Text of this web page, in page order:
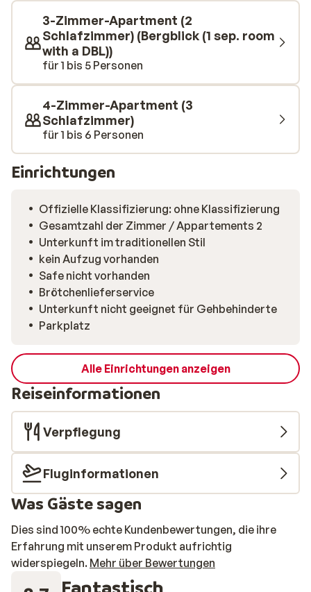
bringt Sie morgens in wenigen Minuten zur Dorfbahn im
Zentrum.
3-Zimmer-Apartment (2
Schlafzimmer) (Bergblick (1 sep. room
with a DBL))
für 1 bis 5 Personen
4-Zimmer-Apartment (3
Schlafzimmer)
für 1 bis 6 Personen
Einrichtungen
Offizielle Klassifizierung: ohne Klassifizierung
Gesamtzahl der Zimmer / Appartements 2
Unterkunft im traditionellen Stil
kein Aufzug vorhanden
Safe nicht vorhanden
Brötchenlieferservice
Unterkunft nicht geeignet für Gehbehinderte
Parkplatz
Alle Einrichtungen anzeigen
Reiseinformationen
Verpflegung
Fluginformationen
Was Gäste sagen
Dies sind 100% echte Kundenbewertungen, die ihre
Erfahrung mit unserem Produkt aufrichtig
widerspiegeln. Mehr über Bewertungen
Fantastisch